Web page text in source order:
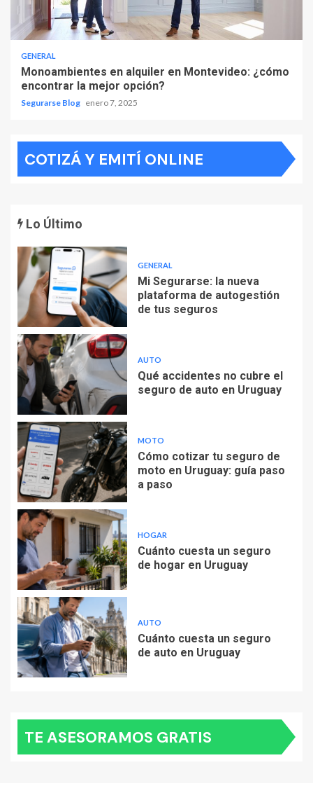
GENERAL
Monoambientes en alquiler en Montevideo: ¿cómo
encontrar la mejor opción?
Segurarse Blog enero 7, 2025
COTIZÁ Y EMITÍ ONLINE
Lo Último
GENERAL
Mi Segurarse: la nueva
plataforma de autogestión
de tus seguros
AUTO
Qué accidentes no cubre el
seguro de auto en Uruguay
MOTO
Cómo cotizar tu seguro de
moto en Uruguay: guía paso
a paso
HOGAR
Cuánto cuesta un seguro
de hogar en Uruguay
AUTO
Cuánto cuesta un seguro
de auto en Uruguay
TE ASESORAMOS GRATIS